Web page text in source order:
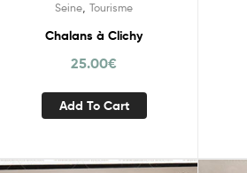
Seine Tourisme
Chalans à Clichy
25.00€
Add To Cart